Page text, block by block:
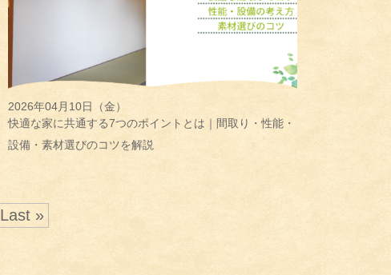
2026年04月10日（金）
快適な家に共通する7つのポイントとは｜間取り・性能・
設備・素材選びのコツを解説
Last »